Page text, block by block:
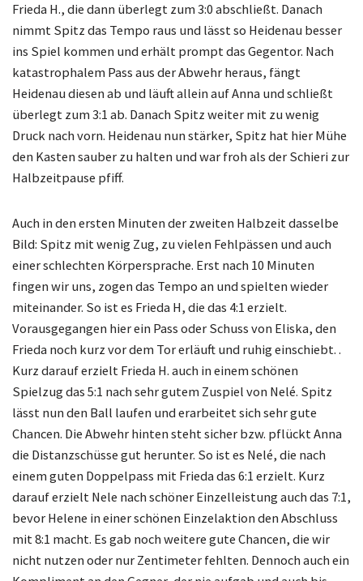
Frieda H., die dann überlegt zum 3:0 abschließt. Danach
nimmt Spitz das Tempo raus und lässt so Heidenau besser
ins Spiel kommen und erhält prompt das Gegentor. Nach
katastrophalem Pass aus der Abwehr heraus, fängt
Heidenau diesen ab und läuft allein auf Anna und schließt
überlegt zum 3:1 ab. Danach Spitz weiter mit zu wenig
Druck nach vorn. Heidenau nun stärker, Spitz hat hier Mühe
den Kasten sauber zu halten und war froh als der Schieri zur
Halbzeitpause pfiff.
Auch in den ersten Minuten der zweiten Halbzeit dasselbe
Bild: Spitz mit wenig Zug, zu vielen Fehlpässen und auch
einer schlechten Körpersprache. Erst nach 10 Minuten
fingen wir uns, zogen das Tempo an und spielten wieder
miteinander. So ist es Frieda H, die das 4:1 erzielt.
Vorausgegangen hier ein Pass oder Schuss von Eliska, den
Frieda noch kurz vor dem Tor erläuft und ruhig einschiebt. .
Kurz darauf erzielt Frieda H. auch in einem schönen
Spielzug das 5:1 nach sehr gutem Zuspiel von Nelé. Spitz
lässt nun den Ball laufen und erarbeitet sich sehr gute
Chancen. Die Abwehr hinten steht sicher bzw. pflückt Anna
die Distanzschüsse gut herunter. So ist es Nelé, die nach
einem guten Doppelpass mit Frieda das 6:1 erzielt. Kurz
darauf erzielt Nele nach schöner Einzelleistung auch das 7:1,
bevor Helene in einer schönen Einzelaktion den Abschluss
mit 8:1 macht. Es gab noch weitere gute Chancen, die wir
nicht nutzen oder nur Zentimeter fehlten. Dennoch auch ein